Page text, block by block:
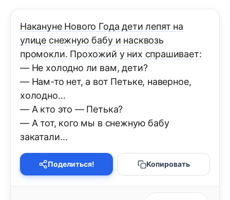
Накануне Нового Года дети лепят на
улице снежную бабу и насквозь
промокли. Прохожий у них спрашивает:
— Не холодно ли вам, дети?
— Нам-то нет, а вот Петьке, наверное,
холодно…
— А кто это — Петька?
— А тот, кого мы в снежную бабу
закатали…
Поделиться! Копировать